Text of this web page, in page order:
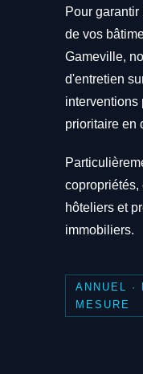
Pour
de vos
Gameville,
d'entretien
interventions
prioritaire en
copropriétés,
hôteliers et
immobiliers.
ANNUEL ·
MESURE